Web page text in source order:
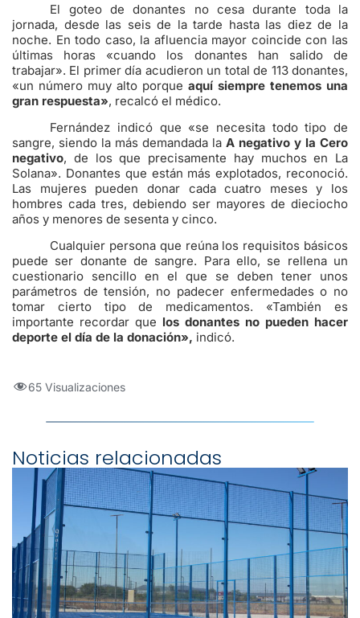
El goteo de donantes no cesa durante toda la
jornada, desde las seis de la tarde hasta las diez de la
noche. En todo caso, la afluencia mayor coincide con las
últimas horas «cuando los donantes han salido de
trabajar». El primer día acudieron un total de 113 donantes,
«un número muy alto porque aquí siempre tenemos una
gran respuesta», recalcó el médico.
Fernández indicó que «se necesita todo tipo de
sangre, siendo la más demandada la A negativo y la Cero
negativo, de los que precisamente hay muchos en La
Solana». Donantes que están más explotados, reconoció.
Las mujeres pueden donar cada cuatro meses y los
hombres cada tres, debiendo ser mayores de dieciocho
años y menores de sesenta y cinco.
Cualquier persona que reúna los requisitos básicos
puede ser donante de sangre. Para ello, se rellena un
cuestionario sencillo en el que se deben tener unos
parámetros de tensión, no padecer enfermedades o no
tomar cierto tipo de medicamentos. «También es
importante recordar que los donantes no pueden hacer
deporte el día de la donación», indicó.
65 Visualizaciones
Noticias relacionadas